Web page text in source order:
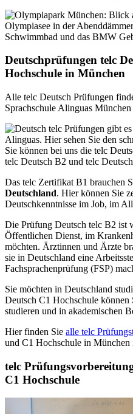
Deutschprüfungen telc
Hochschule in München
Alle telc Deutsch Prüfungen
Sprachschule Alinguas
Sie können bei uns die telc
telc Deutsch B2 und telc
Das telc Zertifikat B1 brauchen
Deutschland. Hier können Sie
Deutschkenntnisse im Job, im
Die Prüfung Deutsch telc B2 ist
Öffentlichen Dienst, im
möchten. Ärztinnen und Ärzte
sie in Deutschland eine
Fachsprachenprüfung (FSP)
Sie möchten in Deutschland
Deutsch C1 Hochschule können
studieren und in akademischen
Hier finden Sie alle telc
und C1 Hochschule in München
telc
C1 Hochschule